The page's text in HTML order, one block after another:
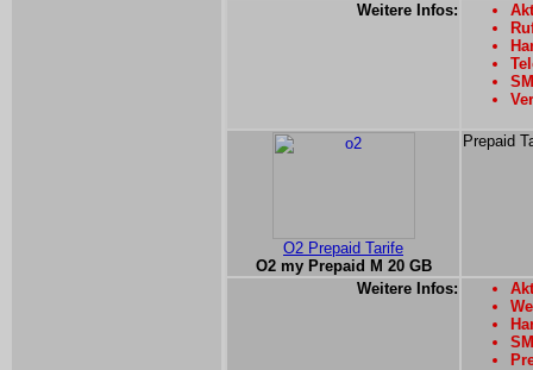
Weitere Infos:
O2 Prepaid Tarife
O2 my Prepaid M 20 GB
Prepaid
Weitere Infos: